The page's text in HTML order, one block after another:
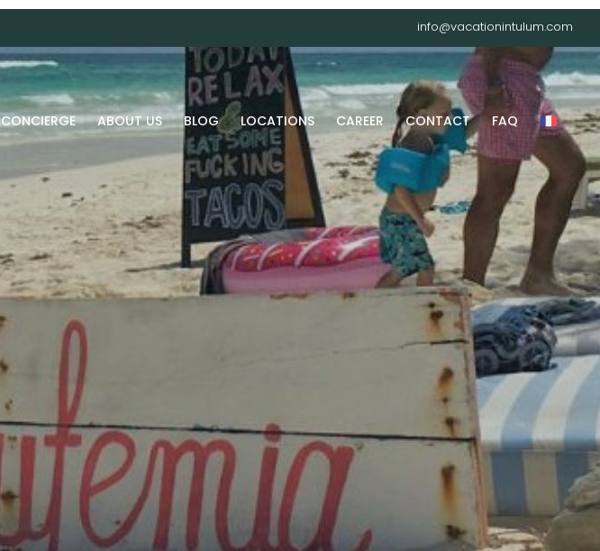
info@vacationintulum.com
CONCIERGE ABOUT US BLOG LOCATIONS CAREER CONTACT FAQ